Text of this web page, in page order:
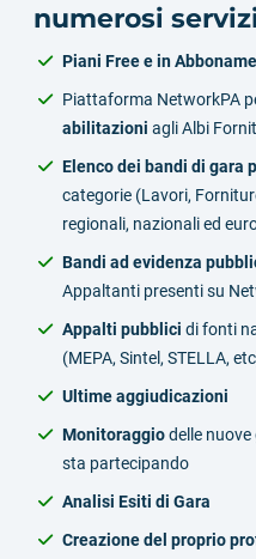
numerosi
Piani Free e in
Piattaforma NetworkPA
abilitazioni agli Albi
Elenco dei bandi di gara
categorie (Lavori,
regionali, nazionali ed
Bandi ad evidenza
Appaltanti presenti su
Appalti pubblici di fonti
(MEPA, Sintel, STELLA,
Ultime aggiudicazioni
Monitoraggiodelle nuove
sta partecipando
Analisi Esiti di Gara
Creazione del proprio